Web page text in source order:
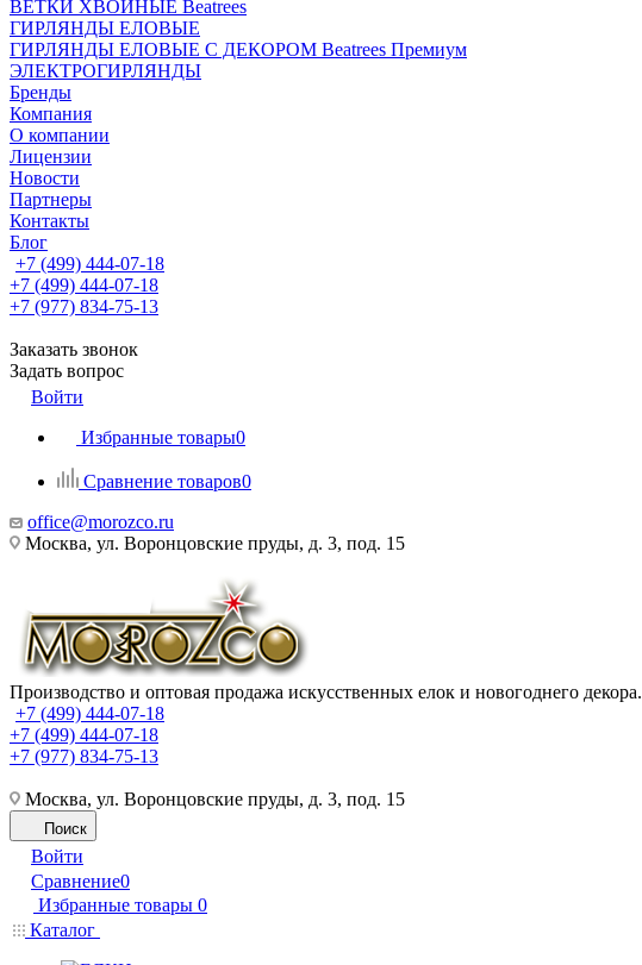
ВЕТКИ ХВОЙНЫЕ Beatrees
ГИРЛЯНДЫ ЕЛОВЫЕ
ГИРЛЯНДЫ ЕЛОВЫЕ С ДЕКОРОМ Beatrees Премиум
ЭЛЕКТРОГИРЛЯНДЫ
Бренды
Компания
О компании
Лицензии
Новости
Партнеры
Контакты
Блог
+7 (499) 444-07-18
+7 (499) 444-07-18
+7 (977) 834-75-13
Заказать звонок
Задать вопрос
Войти
Избранные товары0
Сравнение товаров0
office@morozco.ru
Москва, ул. Воронцовские пруды, д. 3, под. 15
Производство и оптовая продажа искусственных елок и новогоднего декора.
+7 (499) 444-07-18
+7 (499) 444-07-18
+7 (977) 834-75-13
Москва, ул. Воронцовские пруды, д. 3, под. 15
Поиск
Войти
Сравнение0
Избранные товары 0
Каталог